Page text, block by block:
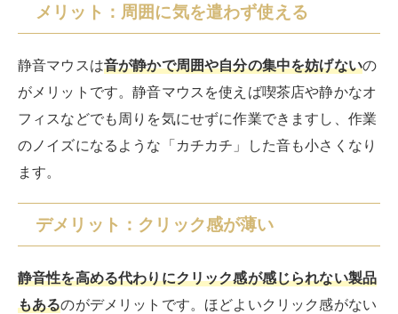
メリット：周囲に気を遣わず使える
静音マウスは音が静かで周囲や自分の集中を妨げないの
がメリットです。静音マウスを使えば喫茶店や静かなオ
フィスなどでも周りを気にせずに作業できますし、作業
のノイズになるような「カチカチ」した音も小さくなり
ます。
デメリット：クリック感が薄い
静音性を高める代わりにクリック感が感じられない製品
もあるのがデメリットです。ほどよいクリック感がない